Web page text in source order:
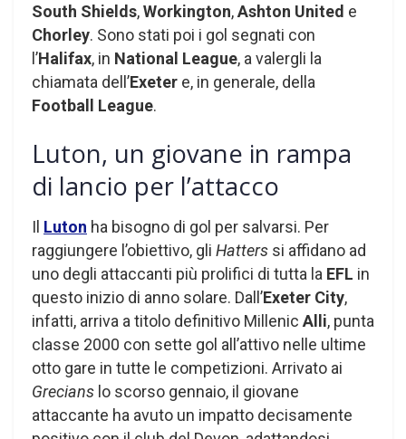
South Shields,Workington,Ashton United e
Chorley. Sono stati poi i gol segnati con
l’Halifax, in National League, a valergli la
chiamata dell’Exeter e, in generale, della
Football League.
Luton, un giovane in rampa
di lancio per l’attacco
Il Luton ha bisogno di gol per salvarsi. Per
raggiungere l’obiettivo, gli Hatters si affidano ad
uno degli attaccanti più prolifici di tutta la EFL in
questo inizio di anno solare. Dall’Exeter City,
infatti, arriva a titolo definitivo Millenic Alli, punta
classe 2000 con sette gol all’attivo nelle ultime
otto gare in tutte le competizioni. Arrivato ai
Grecians lo scorso gennaio, il giovane
attaccante ha avuto un impatto decisamente